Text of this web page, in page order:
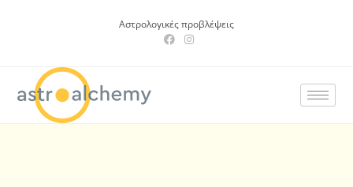
Αστρολογικές προβλέψεις